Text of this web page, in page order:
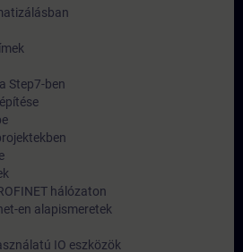
Step7-ben
hálózaton
en alapismeretek
IO eszközök